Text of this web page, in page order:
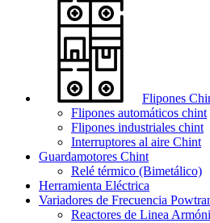
Flipones
Flipones automáticos chint
Flipones industriales chint
Interruptores al aire Chint
Guardamotores Chint
Relé térmico (Bimetálico)
Herramienta Eléctrica
Variadores de Frecuencia
Reactores de Linea